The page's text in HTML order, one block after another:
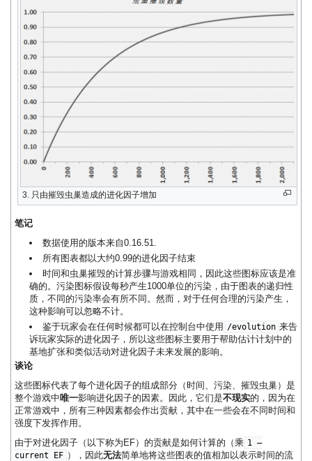
3. 只由摧毁虫巢造成的进化因子增加
笔记
数据使用的版本来自0.16.51.
所有图表都以大约0.99的进化因子结束
时间和虫巢摧毁的计算步骤与游戏相同，因此这些图标应该是准
确的。污染图标假设每秒产生1000单位的污染，由于图表的递归性
质，不同的污染率会有所不同。然而，对于任何合理的污染产生，
这种影响可以忽略不计。
鉴于玩家会在任何时候都可以在控制台中使用 /evolution 来告
诉玩家实际的进化因子，所以这些图标主要用于帮助估计计划中的
基地扩张和类似活动对进化因子未来发展的影响。
谈论
这些图标代表了每个进化因子的组成部分（时间、污染、摧毁虫巢）是
整个游戏中唯一影响进化因子的因素。因此，它们是不现实的，因为在
正常游戏中，所有三种因素都会作出贡献，其中在一些会在不同时间和
强度下发挥作用。
由于对进化因子（以下称为EF）的贡献是如何计算的（乘 1 –
current EF ），因此无法简单地将这些图表的值相加以表示时间的流